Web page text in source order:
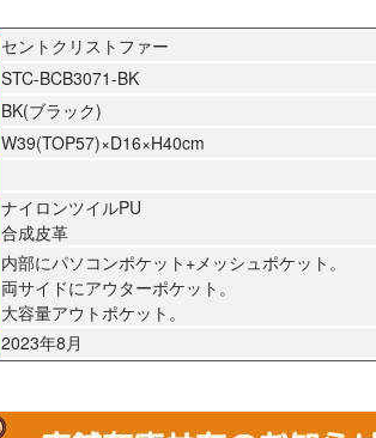
セントクリストファー
STC-BCB3071-BK
BK(ブラック)
W39(TOP57)×D16×H40cm
ナイロンツイルPU
合成皮革
内部にパソコンポケット+メッシュポケット。
両サイドにアウターポケット。
大容量アウトポケット。
2023年8月